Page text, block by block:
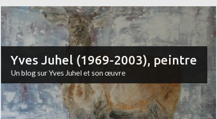
Yves Juhel (1969-2003), peintre
Un blog sur Yves Juhel et son œuvre